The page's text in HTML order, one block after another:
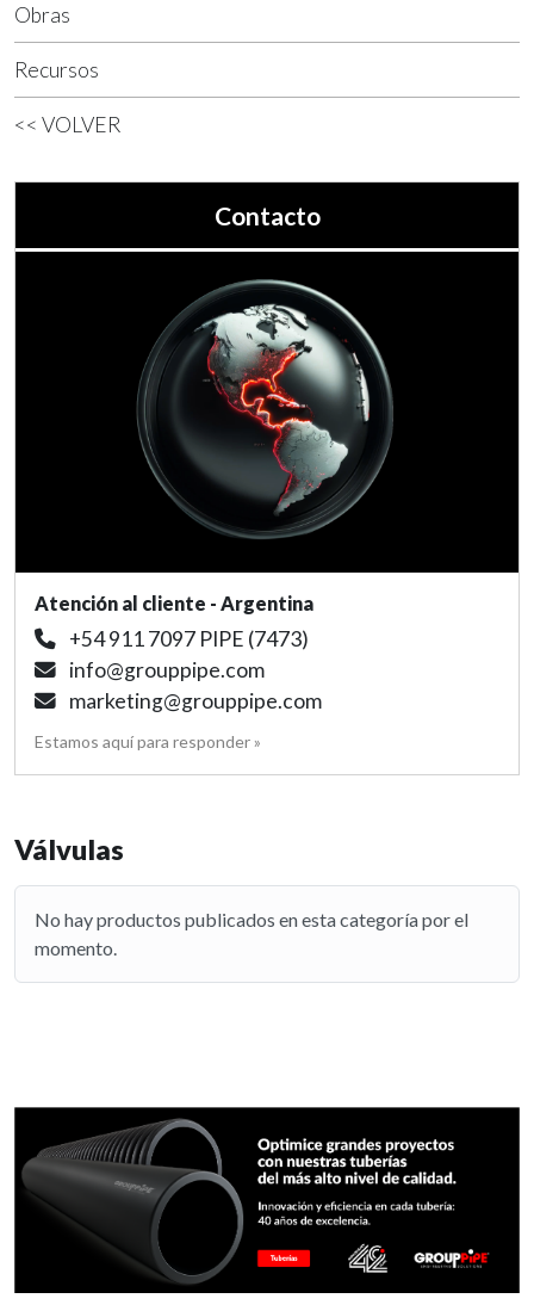
Obras
Recursos
<< VOLVER
Contacto
Atención al cliente - Argentina
+54 911 7097 PIPE (7473)
info@grouppipe.com
marketing@grouppipe.com
Estamos aquí para responder »
Válvulas
No hay productos publicados en esta categoría por el
momento.